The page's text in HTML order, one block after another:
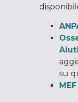
su
MEF